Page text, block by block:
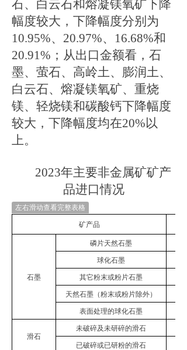
石、白云石和熔凝镁氧矿下降
幅度较大，下降幅度分别为
10.95%、 20.97%、 16.68%和
20.91% ；从出口金额看，石
墨、萤石、高岭土、膨润土、
白云石、熔凝镁氧矿、重烧
镁、轻烧镁和碳酸钙下降幅度
较大，下降幅度均在20%以
上。
2023年主要非金属矿矿产
品进口情况
左右滑动查看完整表格
矿产品
石墨
磷片天然石墨
球化石墨
其它粉末或粉片石墨
天然石墨（粉末或粉片除外）
表面处理的球化石墨
滑石
未破碎及未研碎的滑石
已破碎或已研粉的滑石